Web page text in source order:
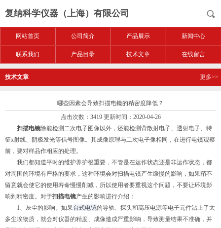
复纳科学仪器（上海）有限公司
网站首页 公司简介 产品展示 新闻中心
联系我们 产品目录 技术文章 在线留言
技术文章 更多>>
哪些因素会导致扫描电镜的精密度降低？
点击次数：3419 更新时间：2020-04-26
扫描电镜除能检测二次电子图像以外，还能检测背散射电子、透射电子、特
征x射线、阴极发光等信号图像。其成像原理与二次电子像相同，在进行电镜观察
前，要对样品作相应的处理。
我们都知道平时的维护养护很重要，不管是在运作状态还是非运作状态，都
对周围的环境有严格的要求，这种环境会对扫描电镜产生缓慢的影响，如果稍不
留意就会使它的使用寿命慢慢削减，所以使用者要重视这个问题，不要让环境影
响到精密度。对于扫描电镜产生的影响进行介绍：
1、灰尘的影响。如果台式电镜的导轨、探头和高压电源等电子元件沾上了太
多尘埃物质，就会对仪器的精度、成像造成严重影响，导致测量结果不准确，并